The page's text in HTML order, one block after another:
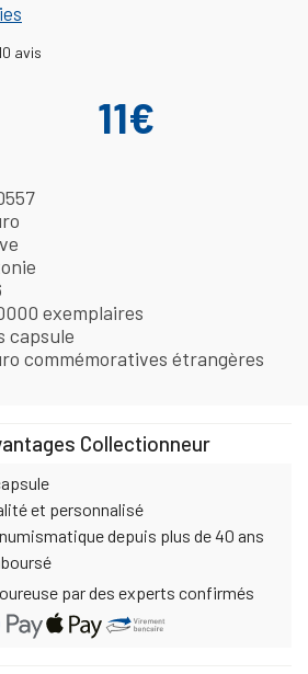
avis
11€
exemplaires
capsule
commémoratives étrangères
Collectionneur
et personnalisé
depuis plus de 40 ans
par des experts confirmés